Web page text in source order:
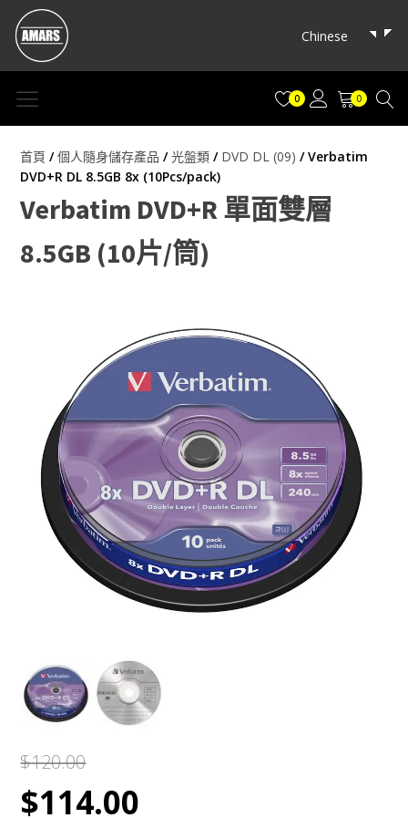
Chinese
0 0
首頁 /個人隨身儲存產品 /光盤類 / DVD DL (09) / Verbatim
DVD+R DL 8.5GB 8x (10Pcs/pack)
Verbatim DVD+R 單面雙層
8.5GB (10片/筒)
$120.00
Original
$114.00